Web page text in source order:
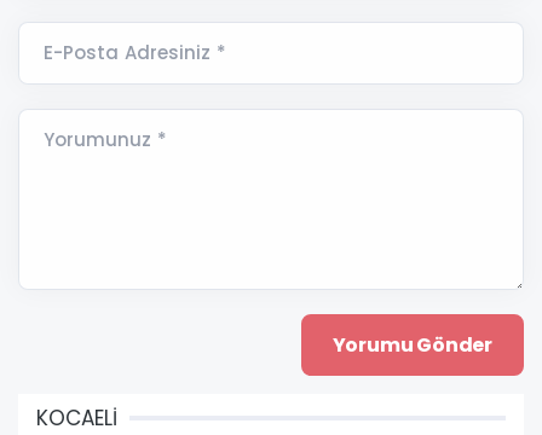
E-Posta Adresiniz *
Yorumunuz *
KOCAELİ